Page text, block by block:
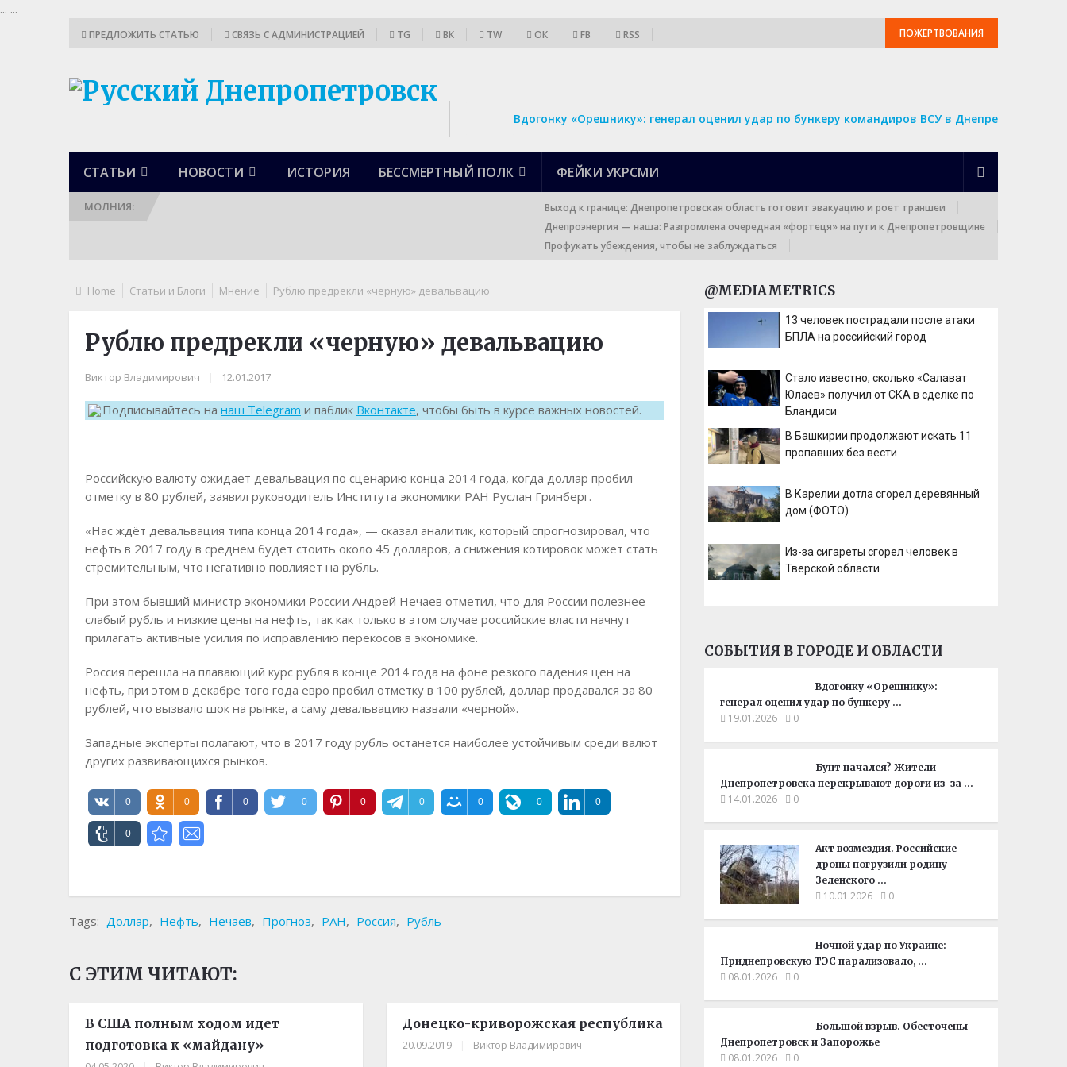
... ...
ПРЕДЛОЖИТЬ СТАТЬЮ СВЯЗЬ С АДМИНИСТРАЦИЕЙ TG ВК TW ОК FB RSS ПОЖЕРТВОВАНИЯ
Вдогонку «Орешнику»: генерал оценил удар по бункеру командиров ВСУ в Днепре
СТАТЬИ НОВОСТИ ИСТОРИЯ БЕССМЕРТНЫЙ ПОЛК ФЕЙКИ УКРСМИ
МОЛНИЯ:
Выход к границе: Днепропетровская область готовит эвакуацию и роет траншеи
Днепроэнергия — наша: Разгромлена очередная «фортеця» на пути к Днепропетровщине
Профукать убеждения, чтобы не заблуждаться
Home Статьи и Блоги Мнение Рублю предрекли «черную» девальвацию
Рублю предрекли «черную» девальвацию
Виктор Владимирович 12.01.2017
Подписывайтесь на наш Telegram и паблик Вконтакте, чтобы быть в курсе важных новостей.
Российскую валюту ожидает девальвация по сценарию конца 2014 года, когда доллар пробил
отметку в 80 рублей, заявил руководитель Института экономики РАН Руслан Гринберг.
«Нас ждёт девальвация типа конца 2014 года», — сказал аналитик, который спрогнозировал, что
нефть в 2017 году в среднем будет стоить около 45 долларов, а снижения котировок может стать
стремительным, что негативно повлияет на рубль.
При этом бывший министр экономики России Андрей Нечаев отметил, что для России полезнее
слабый рубль и низкие цены на нефть, так как только в этом случае российские власти начнут
прилагать активные усилия по исправлению перекосов в экономике.
Россия перешла на плавающий курс рубля в конце 2014 года на фоне резкого падения цен на
нефть, при этом в декабре того года евро пробил отметку в 100 рублей, доллар продавался за 80
рублей, что вызвало шок на рынке, а саму девальвацию назвали «черной».
Западные эксперты полагают, что в 2017 году рубль останется наиболее устойчивым среди валют
других развивающихся рынков.
0 0 0 0 0 0 0 0 0
0
Tags: Доллар, Нефть, Нечаев, Прогноз, РАН, Россия, Рубль
С ЭТИМ ЧИТАЮТ:
В США полным ходом идет
подготовка к «майдану»
Донецко-криворожская республика
20.09.2019 Виктор Владимирович
@MEDIAMETRICS
13 человек пострадали после атаки
БПЛА на российский город
Стало известно, сколько «Салават
Юлаев» получил от СКА в сделке по
Бландиси
В Башкирии продолжают искать 11
пропавших без вести
В Карелии дотла сгорел деревянный
дом (ФОТО)
Из-за сигареты сгорел человек в
Тверской области
СОБЫТИЯ В ГОРОДЕ И ОБЛАСТИ
Вдогонку «Орешнику»:
генерал оценил удар по бункеру …
19.01.2026 0
Бунт начался? Жители
Днепропетровска перекрывают дороги из-за …
14.01.2026 0
Акт возмездия. Российские
дроны погрузили родину
Зеленского …
10.01.2026 0
Ночной удар по Украине:
Приднепровскую ТЭС парализовало, …
08.01.2026 0
Большой взрыв. Обесточены
Днепропетровск и Запорожье
08.01.2026 0